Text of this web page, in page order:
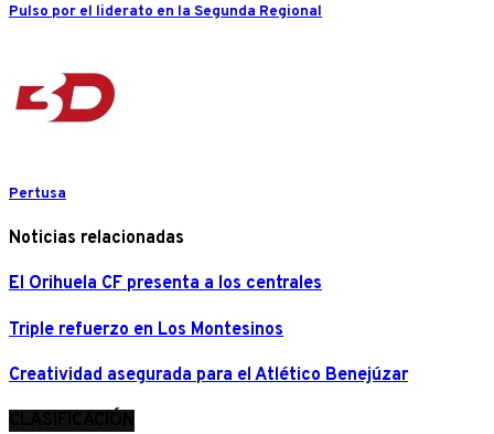
Pulso por el liderato en la Segunda Regional
Pertusa
Noticias relacionadas
El Orihuela CF presenta a los centrales
Triple refuerzo en Los Montesinos
Creatividad asegurada para el Atlético Benejúzar